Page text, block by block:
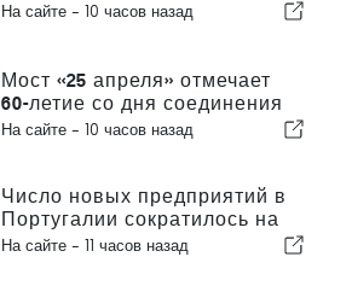
На сайте - 10 часов назад
Мост «25 апреля» отмечает
60-летие со дня соединения
Лиссабона и Альмады
На сайте - 10 часов назад
Число новых предприятий в
Португалии сократилось на
4,2 %
На сайте - 11 часов назад